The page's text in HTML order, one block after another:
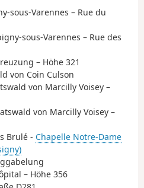
sous-Varennes – Rue du
sous-Varennes – Rue des
– Höhe 321
von Coin Culson
von Marcilly Voisey –
von Marcilly Voisey –
Brulé - Chapelle Notre-Dame
– Höhe 356